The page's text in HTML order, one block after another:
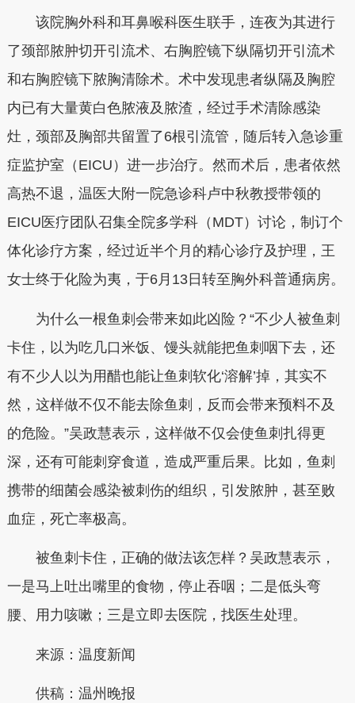
该院胸外科和耳鼻喉科医生联手，连夜为其进行
了颈部脓肿切开引流术、右胸腔镜下纵隔切开引流术
和右胸腔镜下脓胸清除术。术中发现患者纵隔及胸腔
内已有大量黄白色脓液及脓渣，经过手术清除感染
灶，颈部及胸部共留置了6根引流管，随后转入急诊重
症监护室（EICU）进一步治疗。然而术后，患者依然
高热不退，温医大附一院急诊科卢中秋教授带领的
EICU医疗团队召集全院多学科（MDT）讨论，制订个
体化诊疗方案，经过近半个月的精心诊疗及护理，王
女士终于化险为夷，于6月13日转至胸外科普通病房。
为什么一根鱼刺会带来如此凶险？“不少人被鱼刺
卡住，以为吃几口米饭、馒头就能把鱼刺咽下去，还
有不少人以为用醋也能让鱼刺软化‘溶解’掉，其实不
然，这样做不仅不能去除鱼刺，反而会带来预料不及
的危险。”吴政慧表示，这样做不仅会使鱼刺扎得更
深，还有可能刺穿食道，造成严重后果。比如，鱼刺
携带的细菌会感染被刺伤的组织，引发脓肿，甚至败
血症，死亡率极高。
被鱼刺卡住，正确的做法该怎样？吴政慧表示，
一是马上吐出嘴里的食物，停止吞咽；二是低头弯
腰、用力咳嗽；三是立即去医院，找医生处理。
来源：温度新闻
供稿： 温州晚报